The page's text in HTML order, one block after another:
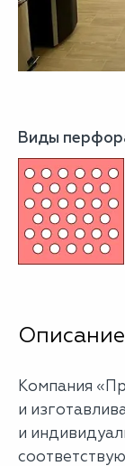
Виды
Описание
Компания
и
и